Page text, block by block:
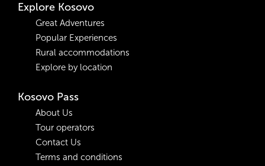
Explore Kosovo
Great Adventures
Popular Experiences
Rural accommodations
Explore by location
Kosovo Pass
About Us
Tour operators
Contact Us
Terms and conditions